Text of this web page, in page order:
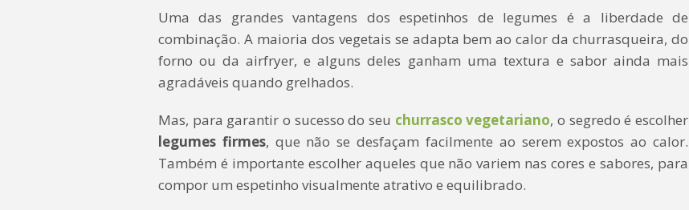
Uma das grandes vantagens dos espetinhos de legumes é a liberdade de
combinação. A maioria dos vegetais se adapta bem ao calor da churrasqueira, do
forno ou da airfryer, e alguns deles ganham uma textura e sabor ainda mais
agradáveis quando grelhados.
Mas, para garantir o sucesso do seu churrasco vegetariano, o segredo é escolher
legumes firmes, que não se desfaçam facilmente ao serem expostos ao calor.
Também é importante escolher aqueles que não variem nas cores e sabores, para
compor um espetinho visualmente atrativo e equilibrado.